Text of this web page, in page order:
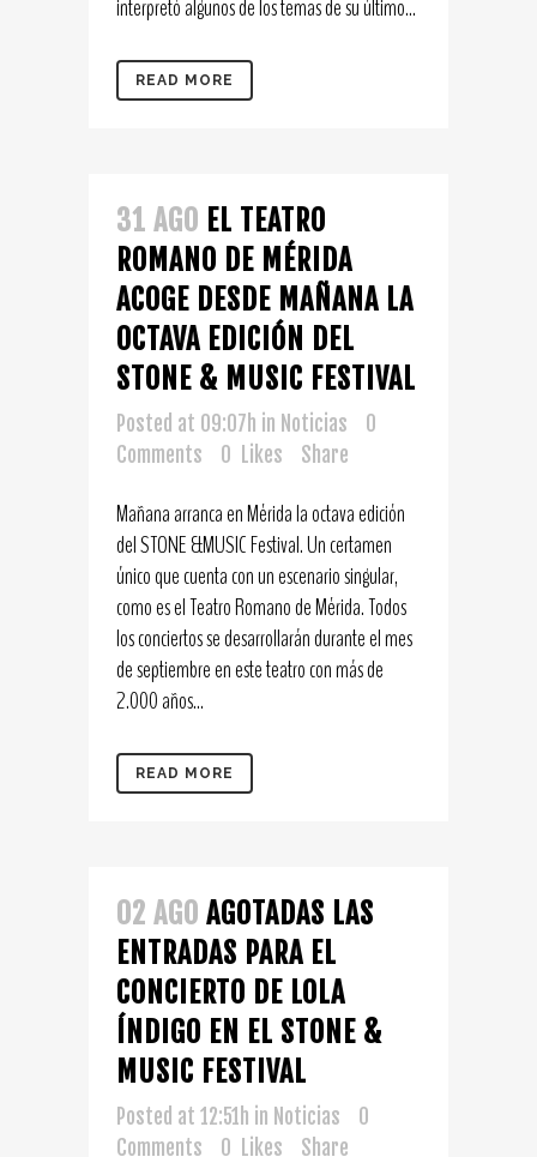
interpretó algunos de los temas de su último...
READ MORE
31 AGO EL TEATRO
ROMANO DE MÉRIDA
ACOGE DESDE MAÑANA LA
OCTAVA EDICIÓN DEL
STONE & MUSIC FESTIVAL
Posted at 09:07h in Noticias
0
Comments
0 Likes Share
Mañana arranca en Mérida la octava edición
del STONE &MUSIC Festival. Un certamen
único que cuenta con un escenario singular,
como es el Teatro Romano de Mérida. Todos
los conciertos se desarrollarán durante el mes
de septiembre en este teatro con más de
2.000 años...
READ MORE
02 AGO AGOTADAS LAS
ENTRADAS PARA EL
CONCIERTO DE LOLA
ÍNDIGO EN EL STONE &
MUSIC FESTIVAL
Posted at 12:51h in Noticias
0
Comments
0 Likes Share